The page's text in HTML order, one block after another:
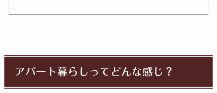
アパート暮らしってどんな感じ？